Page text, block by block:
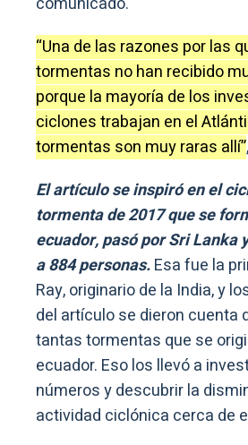
“Una de las razones por las
tormentas no han recibido
porque la mayoría de los
ciclones trabajan en el
tormentas son muy raras allí”
El artículo se inspiró en el
tormenta de 2017 que se
ecuador, pasó por Sri Lanka
a 884 personas.Esa fue la
Ray, originario de la India, y
del artículo se dieron cuenta
tantas tormentas que se
ecuador. Eso los llevó a
números y descubrir la
actividad ciclónica cerca de